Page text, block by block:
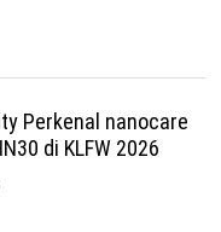
Perkenal nanocare
di KLFW 2026